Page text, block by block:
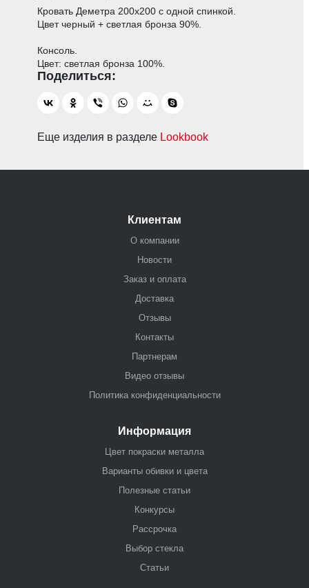
Кровать Деметра 200х200 с одной спинкой.
Цвет черный + светлая бронза 90%.
Консоль.
Цвет: светлая бронза 100%.
Еще изделия в разделе Lookbook
Клиентам
О компании
Новости
Заказ и оплата
Доставка
Отзывы
Контакты
Партнерам
Видео отзывы
Политика конфиденциальности
Информация
Цвет покраски металла
Варианты обивки и цвета
Полезные статьи
Конкурсы
Рассрочка
Выбор стекла
Статьи